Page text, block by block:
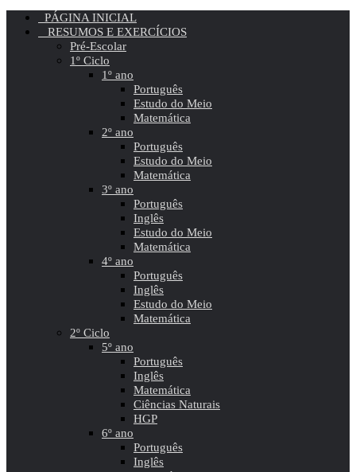
PÁGINA INICIAL
RESUMOS E EXERCÍCIOS
Pré-Escolar
1º Ciclo
1º ano
Português
Estudo do Meio
Matemática
2º ano
Português
Estudo do Meio
Matemática
3º ano
Português
Inglês
Estudo do Meio
Matemática
4º ano
Português
Inglês
Estudo do Meio
Matemática
2º Ciclo
5º ano
Português
Inglês
Matemática
Ciências Naturais
HGP
6º ano
Português
Inglês